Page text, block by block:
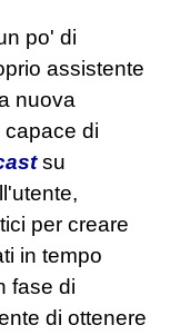
po' di
assistente
nuova
capace di
su
per creare
in tempo
fase di
di ottenere